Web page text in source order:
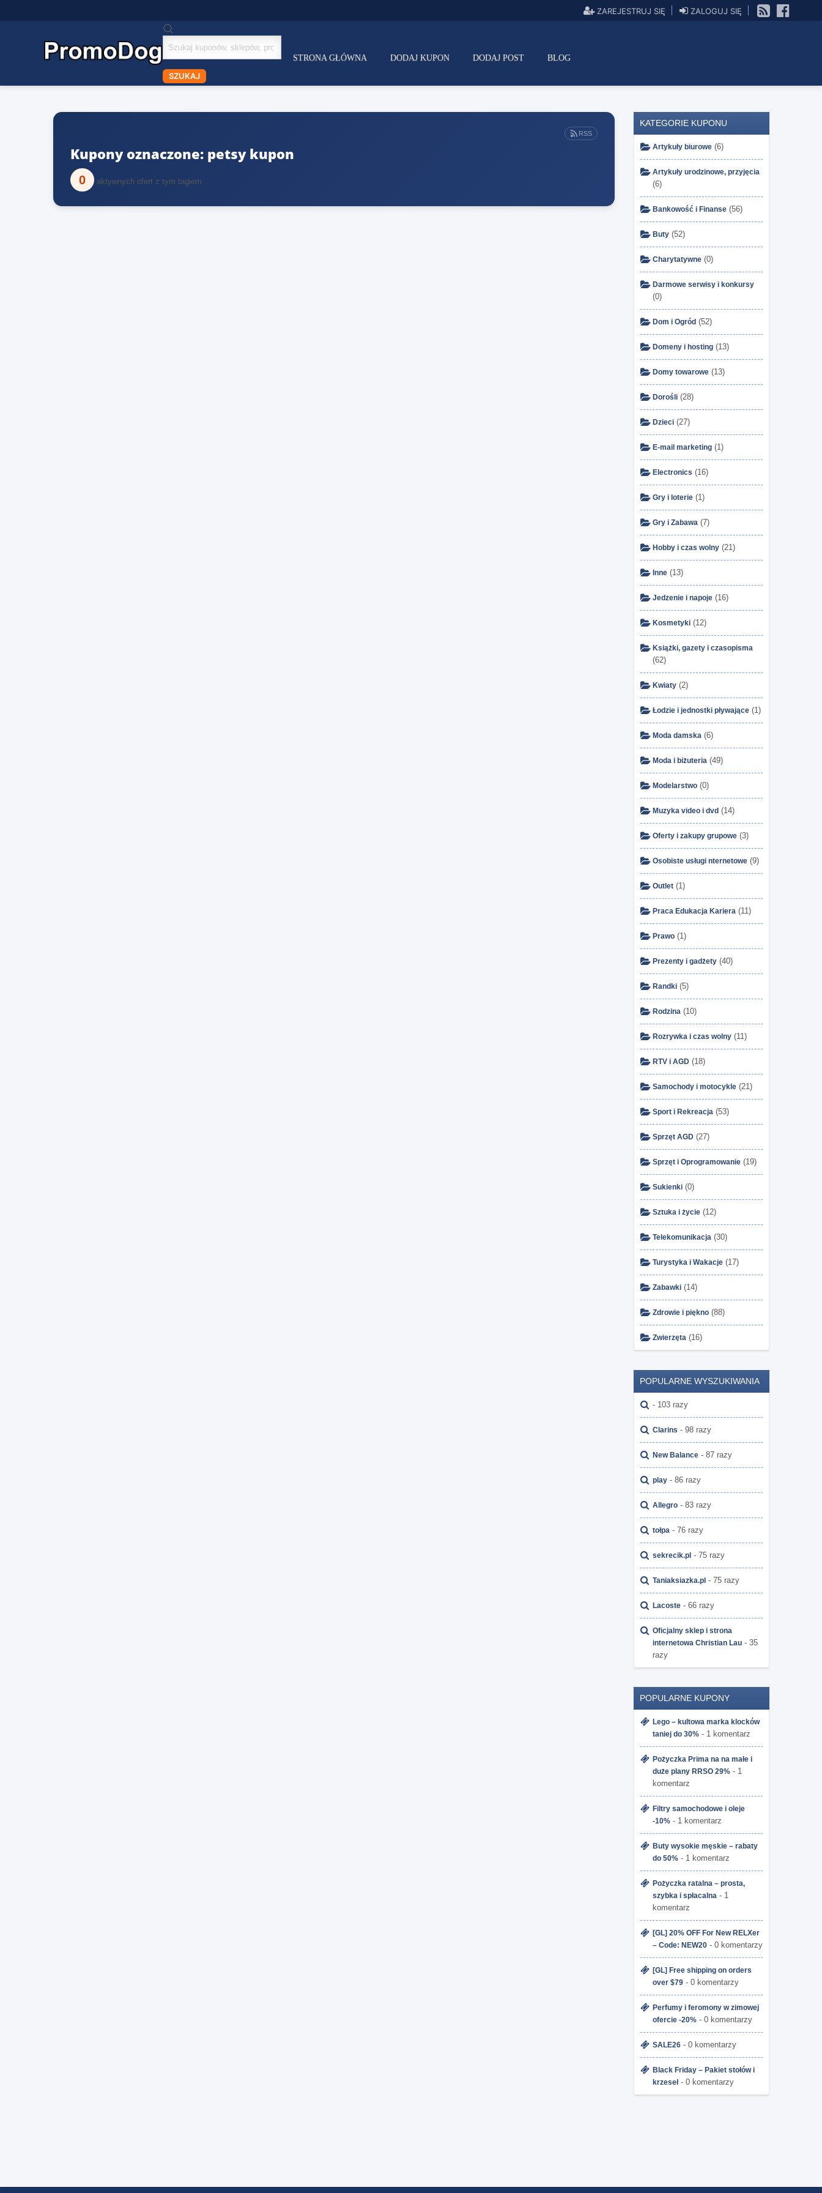
ZAREJESTRUJ SIĘ
ZALOGUJ SIĘ
Szukaj
kuponów
SZUKAJ
STRONA GŁÓWNA DODAJ KUPON DODAJ POST BLOG
RSS
Kupony oznaczone: petsy kupon
0 aktywnych ofert z tym tagiem
KATEGORIE KUPONU
Artykuły biurowe (6)
Artykuły urodzinowe, przyjęcia
(6)
Bankowość i Finanse (56)
Buty (52)
Charytatywne (0)
Darmowe serwisy i konkursy
(0)
Dom i Ogród (52)
Domeny i hosting (13)
Domy towarowe (13)
Dorośli (28)
Dzieci (27)
E-mail marketing (1)
Electronics (16)
Gry i loterie (1)
Gry i Zabawa (7)
Hobby i czas wolny (21)
Inne (13)
Jedzenie i napoje (16)
Kosmetyki (12)
Książki, gazety i czasopisma
(62)
Kwiaty (2)
Łodzie i jednostki pływające (1)
Moda damska (6)
Moda i biżuteria (49)
Modelarstwo (0)
Muzyka video i dvd (14)
Oferty i zakupy grupowe (3)
Osobiste usługi nternetowe (9)
Outlet (1)
Praca Edukacja Kariera (11)
Prawo (1)
Prezenty i gadżety (40)
Randki (5)
Rodzina (10)
Rozrywka i czas wolny (11)
RTV i AGD (18)
Samochody i motocykle (21)
Sport i Rekreacja (53)
Sprzęt AGD (27)
Sprzęt i Oprogramowanie (19)
Sukienki (0)
Sztuka i życie (12)
Telekomunikacja (30)
Turystyka i Wakacje (17)
Zabawki (14)
Zdrowie i piękno (88)
Zwierzęta (16)
POPULARNE WYSZUKIWANIA
- 103 razy
Clarins - 98 razy
New Balance - 87 razy
play - 86 razy
Allegro - 83 razy
tołpa - 76 razy
sekrecik.pl - 75 razy
Taniaksiazka.pl - 75 razy
Lacoste - 66 razy
Oficjalny sklep i strona
internetowa Christian Lau - 35
razy
POPULARNE KUPONY
Lego – kultowa marka klocków
taniej do 30% - 1 komentarz
Pożyczka Prima na na małe i
duże plany RRSO 29% - 1
komentarz
Filtry samochodowe i oleje
-10% - 1 komentarz
Buty wysokie męskie – rabaty
do 50% - 1 komentarz
Pożyczka ratalna – prosta,
szybka i spłacalna - 1
komentarz
[GL] 20% OFF For New RELXer
– Code: NEW20 - 0 komentarzy
[GL] Free shipping on orders
over $79 - 0 komentarzy
Perfumy i feromony w zimowej
ofercie -20% - 0 komentarzy
SALE26 - 0 komentarzy
Black Friday – Pakiet stołów i
krzeseł- 0 komentarzy